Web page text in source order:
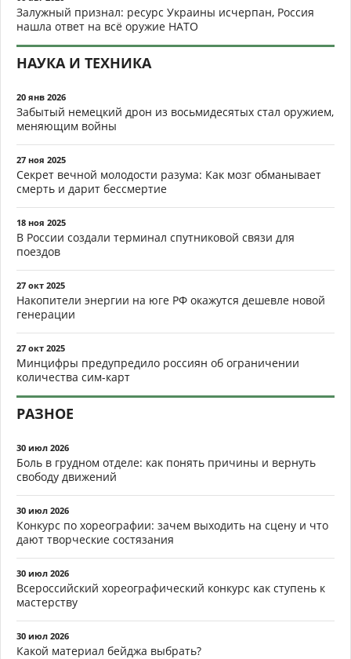
Залужный признал: ресурс Украины исчерпан, Россия
нашла ответ на всё оружие НАТО
НАУКА И ТЕХНИКА
20 янв 2026
Забытый немецкий дрон из восьмидесятых стал оружием,
меняющим войны
27 ноя 2025
Секрет вечной молодости разума: Как мозг обманывает
смерть и дарит бессмертие
18 ноя 2025
В России создали терминал спутниковой связи для
поездов
27 окт 2025
Накопители энергии на юге РФ окажутся дешевле новой
генерации
27 окт 2025
Минцифры предупредило россиян об ограничении
количества сим-карт
РАЗНОЕ
30 июл 2026
Боль в грудном отделе: как понять причины и вернуть
свободу движений
30 июл 2026
Конкурс по хореографии: зачем выходить на сцену и что
дают творческие состязания
30 июл 2026
Всероссийский хореографический конкурс как ступень к
мастерству
30 июл 2026
Какой материал бейджа выбрать?